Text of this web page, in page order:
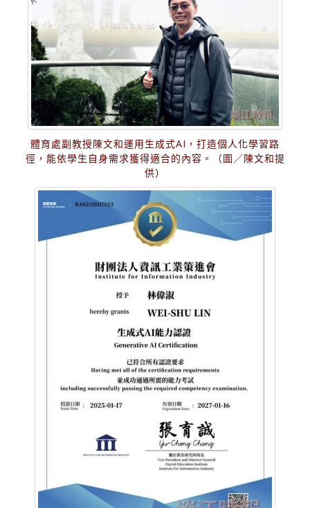
體育處副教授陳文和運用生成式AI，打造個人化學習路
徑，能依學生自身需求獲得適合的內容。（圖／陳文和提
供）